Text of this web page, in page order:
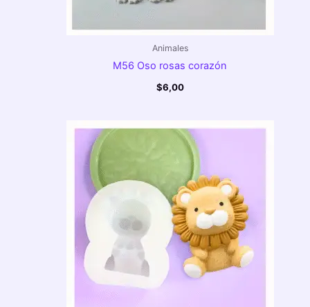
Animales
M56 Oso rosas corazón
$6,00